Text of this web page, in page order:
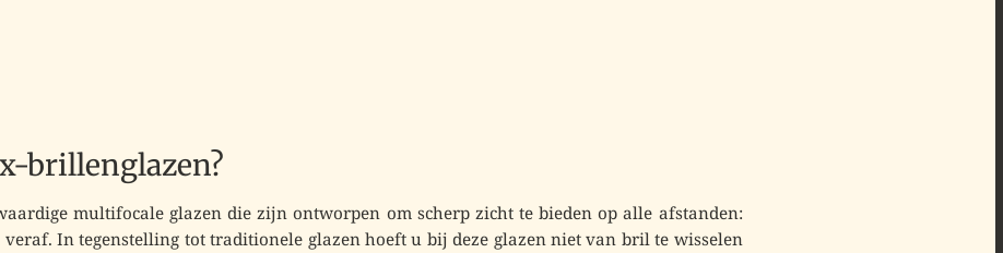
brillenglazen?
multifocale glazen die zijn ontworpen om scherp zichtte biedenop alle afstanden:
In tegenstelling tot traditionele glazen hoeft u bij deze glazen niet van bril te wisselen